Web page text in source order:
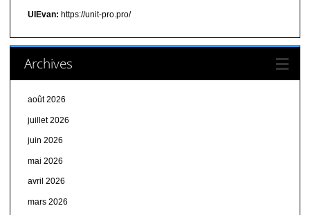
UIEvan: https://unit-pro.pro/
Archives
août 2026
juillet 2026
juin 2026
mai 2026
avril 2026
mars 2026